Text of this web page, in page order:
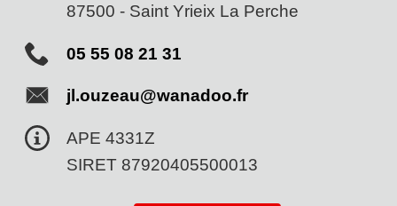
87500 - Saint Yrieix La Perche
05 55 08 21 31
jl.ouzeau@wanadoo.fr
APE 4331Z
SIRET 87920405500013